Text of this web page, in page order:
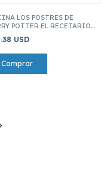
LOS POSTRES DE
POTTER EL RECETARIO
USD